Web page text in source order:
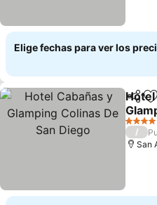
Elige fechas para ver los
Hotel
Diego
4
/
San